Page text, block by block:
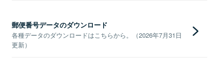
郵便番号データのダウンロード
各種データのダウンロードはこちらから。（2026年7月31日
更新）